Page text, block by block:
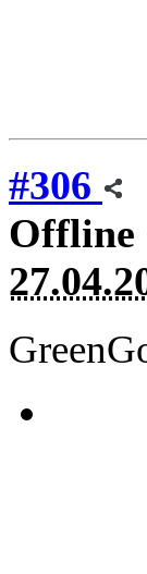
#306
Offline